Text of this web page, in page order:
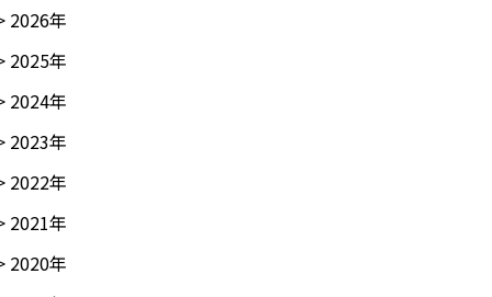
2026年
2025年
2024年
2023年
2022年
2021年
2020年